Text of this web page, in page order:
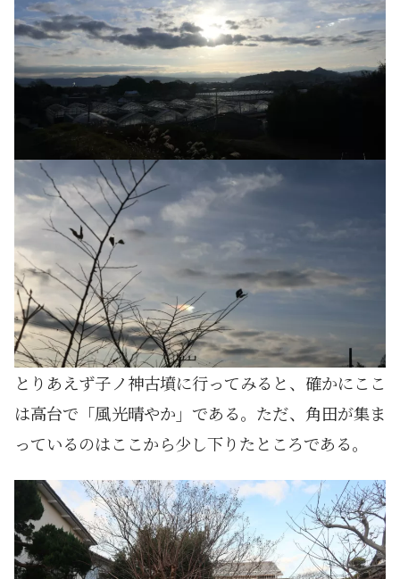
とりあえず子ノ神古墳に行ってみると、確かにここ
は高台で「風光晴やか」である。ただ、角田が集ま
っているのはここから少し下りたところである。